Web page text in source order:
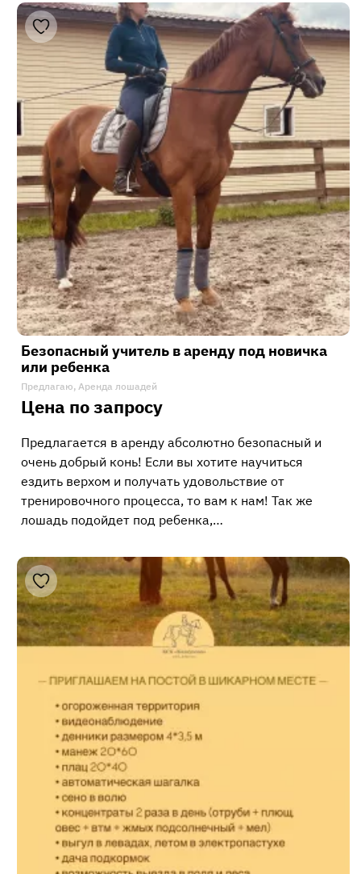
Безопасный учитель в аренду под новичка
или ребенка
Предлагаю, Аренда лошадей
Цена по запросу
Предлагается в аренду абсолютно безопасный и
очень добрый конь! Если вы хотите научиться
ездить верхом и получать удовольствие от
тренировочного процесса, то вам к нам! Так же
лошадь подойдет под ребенка,…